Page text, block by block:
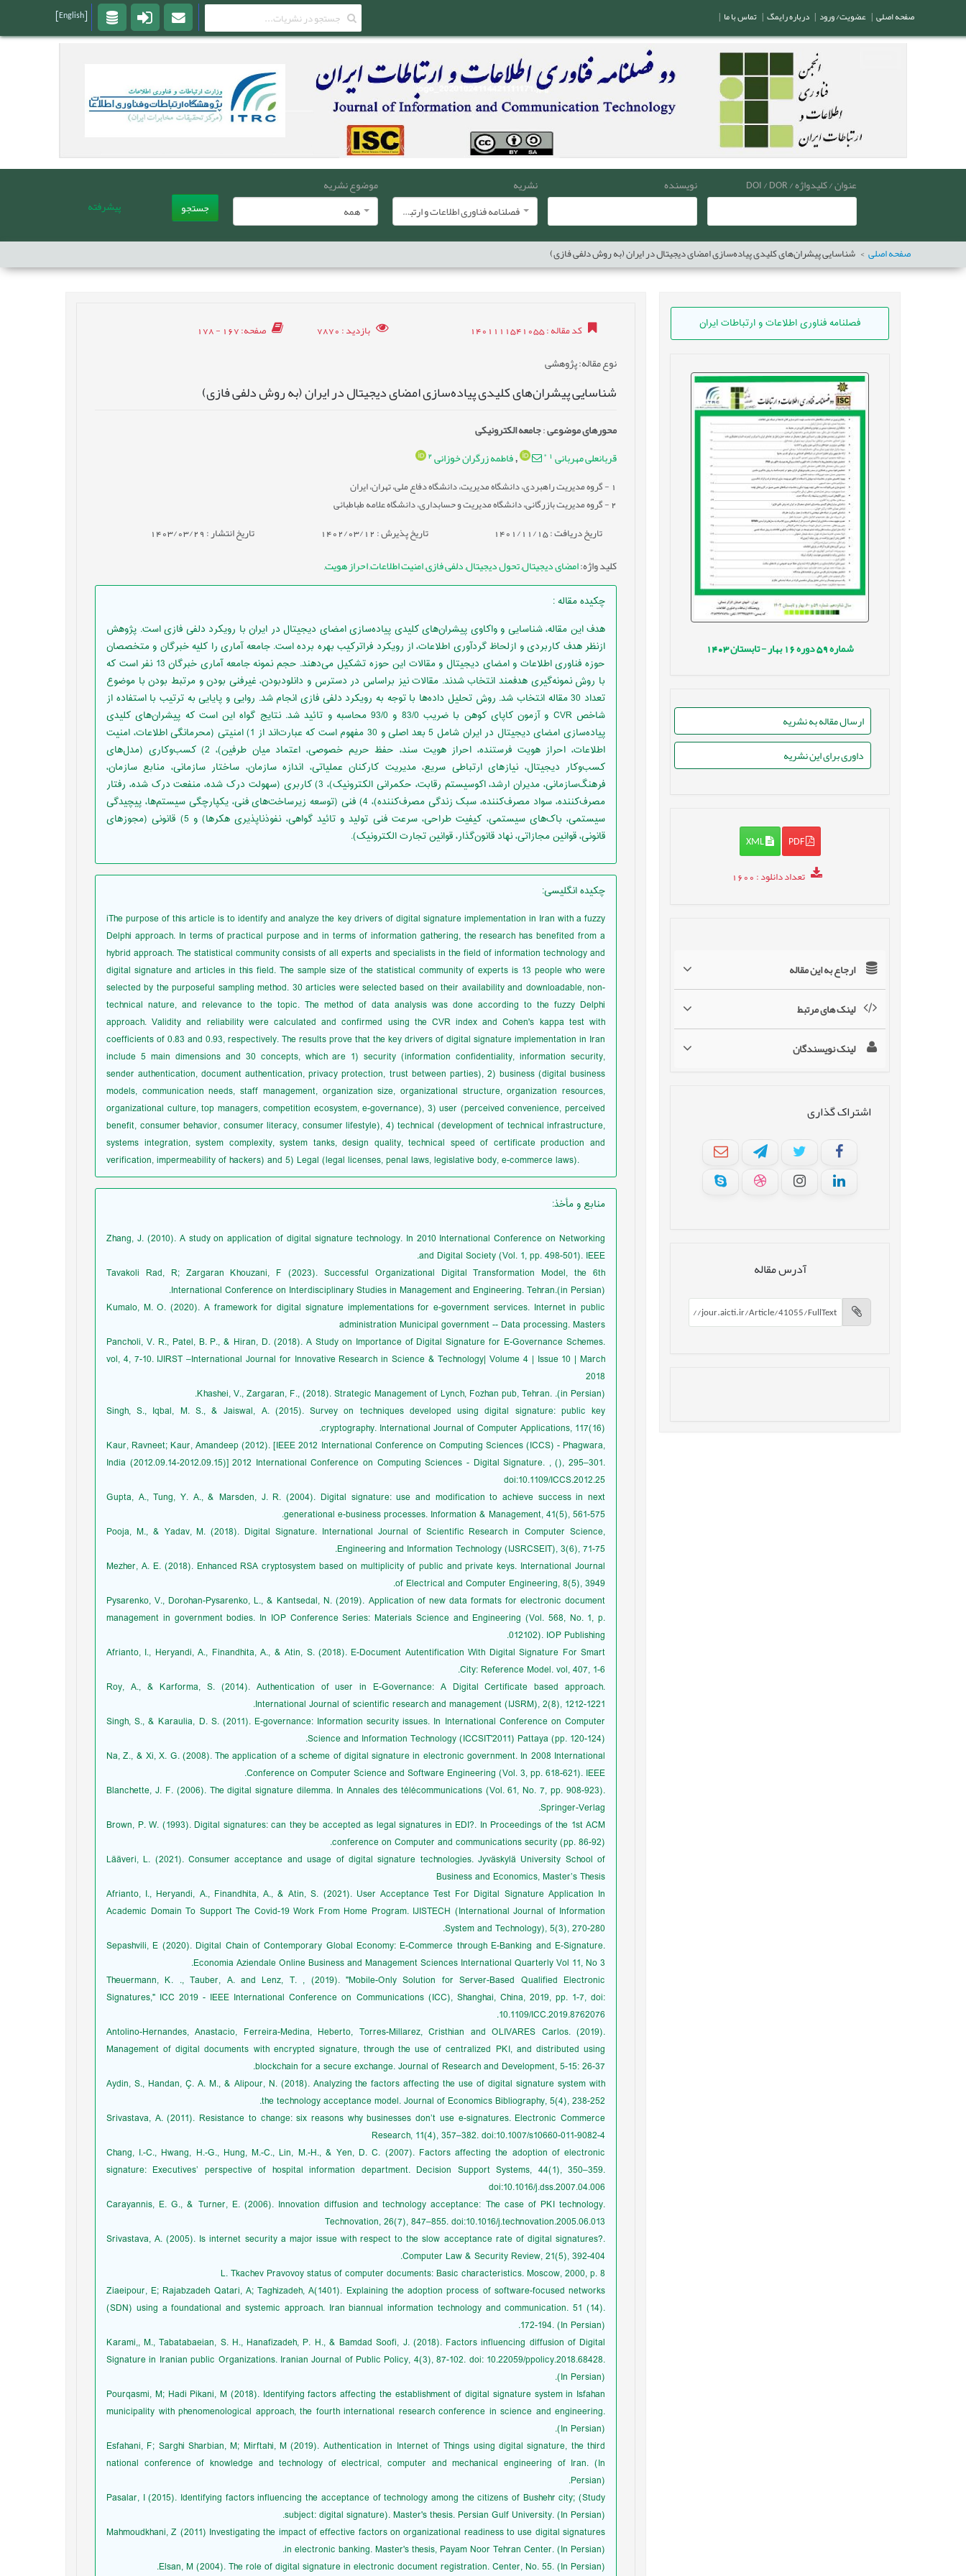
عنوان / کلیدواژه / DOI / DOR نویسنده
نشریه
فصلنامه فناوری اطلاعات و ارتباطات ایران
موضوع نشریه
همه
جستجو پیشرفته
صفحه اصلی شناسایی پیشران‌های کلیدی پیاده‌سازی امضای دیجیتال در ایران (به روش دلفی فازی)
فصلنامه فناوری اطلاعات و ارتباطات ایران
شماره دوره بهار - تابستان1403
ارسال مقاله به نشریه
داوری برای این نشریه
PDF
XML
تعداد دانلود: 1600
ارجاع به این مقاله
لینک های مرتبط
لینک نویسندگان
اشتراک گذاری
آدرس مقاله
کد مقاله: 1401111541055 بازدید: 7870 صفحه: 167 - 178
نوع مقاله: پژوهشی
شناسایی پیشران‌های کلیدی پیاده‌سازی امضای دیجیتال در ایران (به روش دلفی فازی)
محورهای موضوعی:جامعه الکترونیکی
قربانعلی مهربانی 1
*
,فاطمه زرگران خوزانی2
1 - گروه مدیریت راهبردی، دانشگاه مدیریت، دانشگاه دفاع ملی، تهران، ایران
2- گروه مدیریت بازرگانی، دانشگاه مدیریت و حسابداری، دانشگاه علامه طباطبائی
تاریخ دریافت : 1401/11/15 تاریخ پذیرش : 1402/03/12 تاریخ انتشار : 1403/03/29
کلید واژه:امضای دیجیتال,تحول دیجیتال,دلفی فازی,امنیت اطلاعات,احراز هویت,
چکیده مقاله:
هدف این مقاله، شناسایی و واکاوی پیشران‌های کلیدی پیاده‌سازی امضای دیجیتال در ایران با رویکرد دلفی فازی است. پژوهش
ازنظر هدف کاربردی و ازلحاظ گردآوری اطلاعات، از رویکرد فراترکیب بهره برده است. جامعه آماری را کلیه خبرگان و متخصصان
حوزه فناوری اطلاعات و امضای دیجیتال و مقالات این حوزه تشکیل می‌دهند. حجم نمونه جامعه آماری خبرگان 13 نفر است که
با روش نمونه‌گیری هدفمند انتخاب شدند. مقالات نیز براساس در دسترس و دانلودبودن، غیرفنی بودن و مرتبط بودن با موضوع
تعداد 30 مقاله انتخاب شد. روش تحلیل داده‌ها با توجه به رویکرد دلفی فازی انجام شد. روایی و پایایی به ترتیب با استفاده از
شاخص CVR و آزمون کاپای کوهن با ضریب 83/0 و 93/0 محاسبه و تائید شد. نتایج گواه این است که پیشران‌های کلیدی
پیاده‌سازی امضای دیجیتال در ایران شامل 5 بعد اصلی و 30 مفهوم است که عبارت‌اند از 1) امنیتی (محرمانگی اطلاعات، امنیت
اطلاعات، احراز هویت فرستنده، احراز هویت سند، حفظ حریم خصوصی، اعتماد میان طرفین)، 2) کسب‌وکاری (مدل‌های
کسب‌وکار دیجیتال، نیازهای ارتباطی سریع، مدیریت کارکنان عملیاتی، اندازه سازمان، ساختار سازمانی، منابع سازمان،
فرهنگ‌سازمانی، مدیران ارشد، اکوسیستم رقابت، حکمرانی الکترونیک)، 3) کاربری (سهولت درک شده، منفعت درک شده، رفتار
مصرف‌کننده، سواد مصرف‌کننده، سبک زندگی مصرف‌کننده)، 4) فنی (توسعه زیرساخت‌های فنی، یکپارچگی سیستم‌ها، پیچیدگی
سیستمی، باک‌های سیستمی، کیفیت طراحی، سرعت فنی تولید و تائید گواهی، نفوذناپذیری هکرها) و 5) قانونی (مجوزهای
قانونی، قوانین مجازاتی، نهاد قانون‌گذار، قوانین تجارت الکترونیک).
چکیده انگلیسی:
iThe purpose of this article is to identify and analyze the key drivers of digital signature implementation in Iran with a fuzzy
Delphi approach. In terms of practical purpose and in terms of information gathering, the research has benefited from a
hybrid approach. The statistical community consists of all experts and specialists in the field of information technology and
digital signature and articles in this field. The sample size of the statistical community of experts is 13 people who were
selected by the purposeful sampling method. 30 articles were selected based on their availability and downloadable, non-
technical nature, and relevance to the topic. The method of data analysis was done according to the fuzzy Delphi
approach. Validity and reliability were calculated and confirmed using the CVR index and Cohen's kappa test with
coefficients of 0.83 and 0.93, respectively. The results prove that the key drivers of digital signature implementation in Iran
include 5 main dimensions and 30 concepts, which are 1) security (information confidentiality, information security,
sender authentication, document authentication, privacy protection, trust between parties), 2) business (digital business
models, communication needs, staff management, organization size, organizational structure, organization resources,
organizational culture, top managers, competition ecosystem, e-governance), 3) user (perceived convenience, perceived
benefit, consumer behavior, consumer literacy, consumer lifestyle), 4) technical (development of technical infrastructure,
systems integration, system complexity, system tanks, design quality, technical speed of certificate production and
verification, impermeability of hackers) and 5) Legal (legal licenses, penal laws, legislative body, e-commerce laws).
منابع و مأخذ:
Zhang, J. (2010). A study on application of digital signature technology. In 2010 International Conference on Networking
and Digital Society (Vol. 1, pp. 498-501). IEEE.
Tavakoli Rad, R; Zargaran Khouzani, F (2023). Successful Organizational Digital Transformation Model, the 6th
International Conference on Interdisciplinary Studies in Management and Engineering. Tehran.(in Persian).
Kumalo, M. O. (2020). A framework for digital signature implementations for e-government services. Internet in public
administration Municipal government -- Data processing. Masters
Pancholi, V. R., Patel, B. P., & Hiran, D. (2018). A Study on Importance of Digital Signature for E-Governance Schemes.
vol, 4, 7-10. IJIRST –International Journal for Innovative Research in Science & Technology| Volume 4 | Issue 10 | March
2018
Khashei, V., Zargaran, F., (2018). Strategic Management of Lynch, Fozhan pub, Tehran. .(in Persian).
Singh, S., Iqbal, M. S., & Jaiswal, A. (2015). Survey on techniques developed using digital signature: public key
cryptography. International Journal of Computer Applications, 117(16).
Kaur, Ravneet; Kaur, Amandeep (2012). [IEEE 2012 International Conference on Computing Sciences (ICCS) - Phagwara,
India (2012.09.14-2012.09.15)] 2012 International Conference on Computing Sciences - Digital Signature. , (), 295–301.
doi:10.1109/ICCS.2012.25
Gupta, A., Tung, Y. A., & Marsden, J. R. (2004). Digital signature: use and modification to achieve success in next
generational e-business processes. Information & Management, 41(5), 561-575.
Pooja, M., & Yadav, M. (2018). Digital Signature. International Journal of Scientific Research in Computer Science,
Engineering and Information Technology (IJSRCSEIT), 3(6), 71-75.
Mezher, A. E. (2018). Enhanced RSA cryptosystem based on multiplicity of public and private keys. International Journal
of Electrical and Computer Engineering, 8(5), 3949.
Pysarenko, V., Dorohan-Pysarenko, L., & Kantsedal, N. (2019). Application of new data formats for electronic document
management in government bodies. In IOP Conference Series: Materials Science and Engineering (Vol. 568, No. 1, p.
012102). IOP Publishing.
Afrianto, I., Heryandi, A., Finandhita, A., & Atin, S. (2018). E-Document Autentification With Digital Signature For Smart
City: Reference Model. vol, 407, 1-6.
Roy, A., & Karforma, S. (2014). Authentication of user in E-Governance: A Digital Certificate based approach.
International Journal of scientific research and management (IJSRM), 2(8), 1212-1221.
Singh, S., & Karaulia, D. S. (2011). E-governance: Information security issues. In International Conference on Computer
Science and Information Technology (ICCSIT'2011) Pattaya (pp. 120-124).
Na, Z., & Xi, X. G. (2008). The application of a scheme of digital signature in electronic government. In 2008 International
Conference on Computer Science and Software Engineering (Vol. 3, pp. 618-621). IEEE.
Blanchette, J. F. (2006). The digital signature dilemma. In Annales des télécommunications (Vol. 61, No. 7, pp. 908-923).
Springer-Verlag.
Brown, P. W. (1993). Digital signatures: can they be accepted as legal signatures in EDI?. In Proceedings of the 1st ACM
conference on Computer and communications security (pp. 86-92).
Lääveri, L. (2021). Consumer acceptance and usage of digital signature technologies. Jyväskylä University School of
Business and Economics, Master’s Thesis
Afrianto, I., Heryandi, A., Finandhita, A., & Atin, S. (2021). User Acceptance Test For Digital Signature Application In
Academic Domain To Support The Covid-19 Work From Home Program. IJISTECH (International Journal of Information
System and Technology), 5(3), 270-280.
Sepashvili, E (2020). Digital Chain of Contemporary Global Economy: E-Commerce through E-Banking and E-Signature.
Economia Aziendale Online Business and Management Sciences International Quarterly Vol 11, No 3.
Theuermann, K. ., Tauber, A. and Lenz, T. , (2019). "Mobile-Only Solution for Server-Based Qualified Electronic
Signatures," ICC 2019 - IEEE International Conference on Communications (ICC), Shanghai, China, 2019, pp. 1-7, doi:
10.1109/ICC.2019.8762076.
Antolino-Hernandes, Anastacio, Ferreira-Medina, Heberto, Torres-Millarez, Cristhian and OLIVARES Carlos. (2019).
Management of digital documents with encrypted signature, through the use of centralized PKI, and distributed using
blockchain for a secure exchange. Journal of Research and Development, 5-15: 26-37.
Aydin, S., Handan, Ç. A. M., & Alipour, N. (2018). Analyzing the factors affecting the use of digital signature system with
the technology acceptance model. Journal of Economics Bibliography, 5(4), 238-252.
Srivastava, A. (2011). Resistance to change: six reasons why businesses don’t use e-signatures. Electronic Commerce
Research, 11(4), 357–382. doi:10.1007/s10660-011-9082-4
Chang, I.-C., Hwang, H.-G., Hung, M.-C., Lin, M.-H., & Yen, D. C. (2007). Factors affecting the adoption of electronic
signature: Executives’ perspective of hospital information department. Decision Support Systems, 44(1), 350–359.
doi:10.1016/j.dss.2007.04.006
Carayannis, E. G., & Turner, E. (2006). Innovation diffusion and technology acceptance: The case of PKI technology.
Technovation, 26(7), 847–855. doi:10.1016/j.technovation.2005.06.013
Srivastava, A. (2005). Is internet security a major issue with respect to the slow acceptance rate of digital signatures?.
Computer Law & Security Review, 21(5), 392-404.
L. Tkachev Pravovoy status of computer documents: Basic characteristics. Moscow, 2000, p. 8
Ziaeipour, E; Rajabzadeh Qatari, A; Taghizadeh, A(1401). Explaining the adoption process of software-focused networks
(SDN) using a foundational and systemic approach. Iran biannual information technology and communication. 51 (14).
172-194. (In Persian).
Karami,, M., Tabatabaeian, S. H., Hanafizadeh, P. H., & Bamdad Soofi, J. (2018). Factors influencing diffusion of Digital
Signature in Iranian public Organizations. Iranian Journal of Public Policy, 4(3), 87-102. doi: 10.22059/ppolicy.2018.68428.
(In Persian).
Pourqasmi, M; Hadi Pikani, M (2018). Identifying factors affecting the establishment of digital signature system in Isfahan
municipality with phenomenological approach, the fourth international research conference in science and engineering.
(In Persian).
Esfahani, F; Sarghi Sharbian, M; Mirftahi, M (2019). Authentication in Internet of Things using digital signature, the third
national conference of knowledge and technology of electrical, computer and mechanical engineering of Iran. (In
Persian).
Pasalar, I (2015). Identifying factors influencing the acceptance of technology among the citizens of Bushehr city; (Study
subject: digital signature). Master's thesis. Persian Gulf University. (In Persian).
Mahmoudkhani, Z (2011) Investigating the impact of effective factors on organizational readiness to use digital signatures
in electronic banking. Master's thesis, Payam Noor Tehran Center. (In Persian).
Elsan, M (2004). The role of digital signature in electronic document registration. Center, No. 55. (In Persian).
صفحه اصلی | عضویت/ ورود | درباره رایمگ | تماس با ما |
[English]